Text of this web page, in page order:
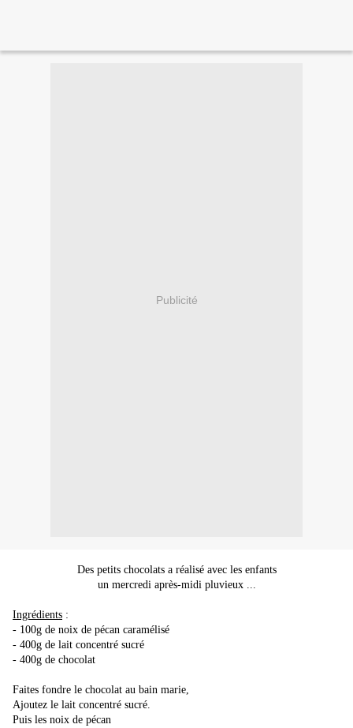
Publicité
Des petits chocolats a réalisé avec les enfants
un mercredi après-midi pluvieux ...
Ingrédients :
- 100g de noix de pécan caramélisé
- 400g de lait concentré sucré
- 400g de chocolat
Faites fondre le chocolat au bain marie,
Ajoutez le lait concentré sucré.
Puis les noix de pécan